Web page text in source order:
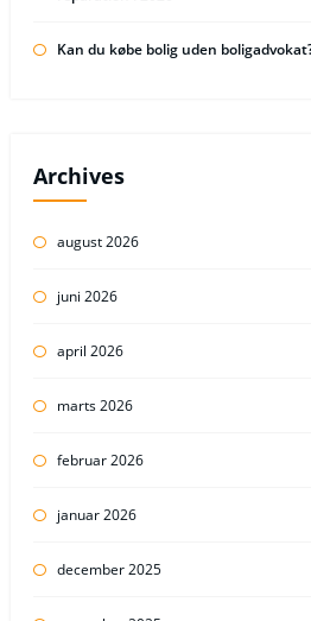
Kan du købe bolig uden
Archives
august 2026
juni 2026
april 2026
marts 2026
februar 2026
januar 2026
december 2025